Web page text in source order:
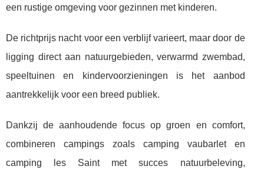
een rustige omgeving voor gezinnen met kinderen.
De richtprijs nacht voor een verblijf varieert, maar door de
ligging direct aan natuurgebieden, verwarmd zwembad,
speeltuinen en kindervoorzieningen is het aanbod
aantrekkelijk voor een breed publiek.
Dankzij de aanhoudende focus op groen en comfort,
combineren campings zoals camping vaubarlet en
camping les Saint met succes natuurbeleving,